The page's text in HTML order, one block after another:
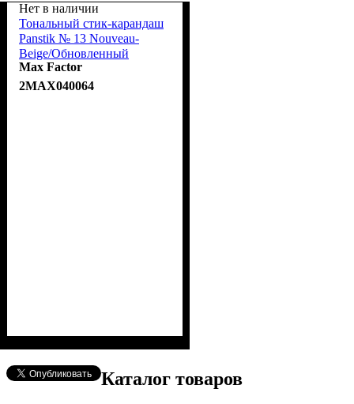
Нет в наличии
Тональный стик-карандаш
Panstik № 13 Nouveau-
Beige/Обновленный
бежевый
Max Factor
2MAX040064
Каталог товаров